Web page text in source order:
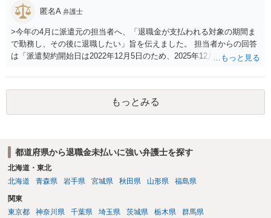
匿名A 弁護士
>今年の4月に派遣元の担当者へ、「退職金が支払われる対象の期間ま
で勤務し、その後に退職したい」旨を伝えました。 担当者からの回答
は「派遣契約開始日は2022年12月5日のため、2025年12月5日まで出勤
職日を2025年12月6日と設定。派遣先の会社にも退職の旨を連絡 とあ
りますので、一連の流れの証拠がメールなどで客観的証拠があるので
あれば、形式的にはともかく、実質的には動機の表示が認められて、
派遣元との雇用契約における退職合意について「錯誤取消」ができる
られます。 取消が認められれば、ご相談者の退職合意が初めからなか
ったことになりますので、退職日以降も派遣元の社員という扱いにな
り、退職金が支給される段階で退職届を出すと、退職金を請求できる
やりとりは労使契約の信義則に著しく反する行為であると思われます
ので、証拠を備えて労働基準監督署に申告するとともに、提訴の際
もっとみる
都道府県から退職金未払いに強い弁護士を探す
北海道・東北
北海道
青森県 岩手県 宮城県 秋田県 山形県 福島県
関東
東京都
神奈川県 千葉県 埼玉県 茨城県 栃木県 群馬県